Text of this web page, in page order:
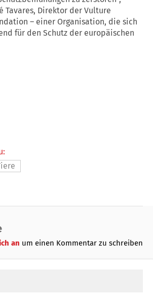
Tavares, Direktor der Vulture
– einer Organisation, die sich
für den Schutz der europäischen
an um einen Kommentar zu schreiben